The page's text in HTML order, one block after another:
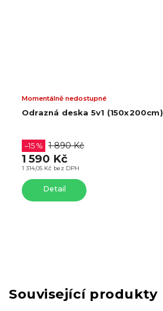
Odrazná deska 5v1 (150x200cm)
Momentálně nedostupné
1 314,05 Kč bez DPH
–15 % 1 890 Kč
1 590 Kč
Detail
Související produkty